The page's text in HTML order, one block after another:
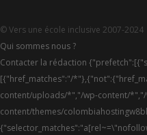
© Vers une école inclusive 2007-2024
Qui sommes nous ?
Contacter la rédaction
[{"href_matches":"/
content/uploads/*","/wp-content/
content/themes/